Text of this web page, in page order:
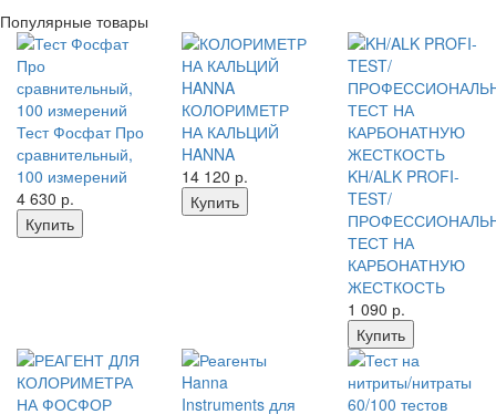
Популярные товары
Тест Фосфат Про
сравнительный,
100 измерений
4 630 р.
Купить
КОЛОРИМЕТР
НА КАЛЬЦИЙ
HANNA
14 120 р.
Купить
KH/ALK PROFI-
TEST/
ТЕСТ НА
КАРБОНАТНУЮ
ЖЕСТКОСТЬ
1 090 р.
Купить